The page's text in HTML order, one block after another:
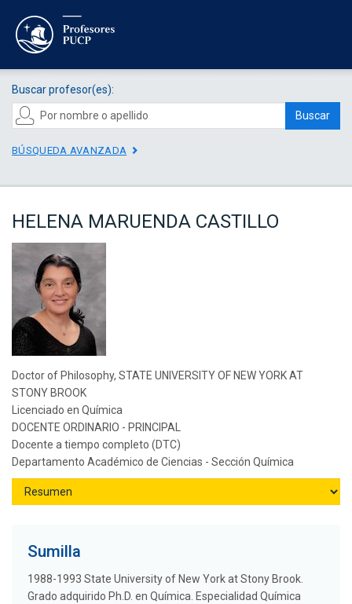
Buscar profesor(es):
Buscar
BÚSQUEDA AVANZADA
HELENA MARUENDA CASTILLO
Doctor of Philosophy, STATE UNIVERSITY OF NEW YORK AT
STONY BROOK
Licenciado en Química
DOCENTE ORDINARIO - PRINCIPAL
Docente a tiempo completo (DTC)
Departamento Académico de Ciencias - Sección Química
Sumilla
1988-1993 State University of New York at Stony Brook.
Grado adquirido Ph.D. en Química. Especialidad Química